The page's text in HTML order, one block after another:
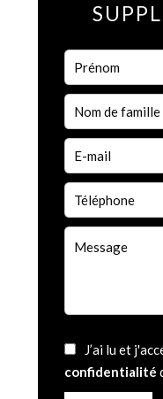
J’ai lu et
confidentialité